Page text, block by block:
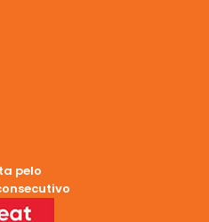
pelo